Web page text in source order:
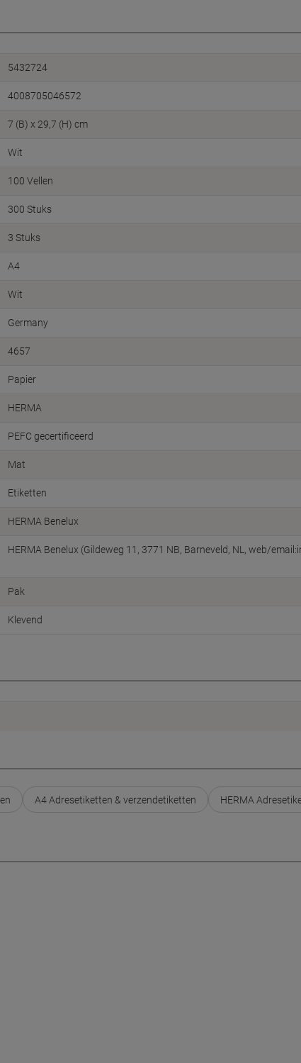
5432724
4008705046572
7 (B) x 29,7 (H) cm
Wit
100 Vellen
300 Stuks
3 Stuks
A4
Wit
Germany
4657
Papier
HERMA
PEFC gecertificeerd
Mat
Etiketten
HERMA Benelux
HERMA Benelux (Gildeweg 11, 3771 NB, Barneveld, NL, web/
Pak
Klevend
A4 Adresetiketten & verzendetiketten HERMA